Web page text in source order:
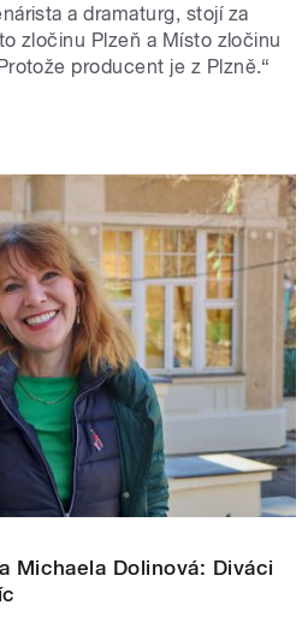
a dramaturg, stojí za
zločinu Plzeň a Místo zločinu
producent je z Plzně.“
Michaela Dolinová: Diváci